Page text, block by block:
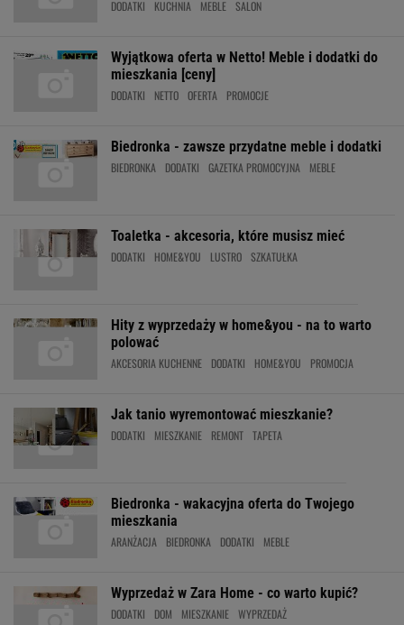
DODATKI KUCHNIA MEBLE SALON
Wyjątkowa oferta w Netto! Meble i dodatki do
mieszkania [ceny]
DODATKI NETTO OFERTA PROMOCJE
Biedronka - zawsze przydatne meble i dodatki
BIEDRONKA DODATKI GAZETKA PROMOCYJNA MEBLE
Toaletka - akcesoria, które musisz mieć
DODATKI HOME&YOU LUSTRO SZKATUŁKA
Hity z wyprzedaży w home&you - na to warto
polować
AKCESORIA KUCHENNE DODATKI HOME&YOU PROMOCJA
Jak tanio wyremontować mieszkanie?
DODATKI MIESZKANIE REMONT TAPETA
Biedronka - wakacyjna oferta do Twojego
mieszkania
ARANŻACJA BIEDRONKA DODATKI MEBLE
Wyprzedaż w Zara Home - co warto kupić?
DODATKI DOM MIESZKANIE WYPRZEDAŻ